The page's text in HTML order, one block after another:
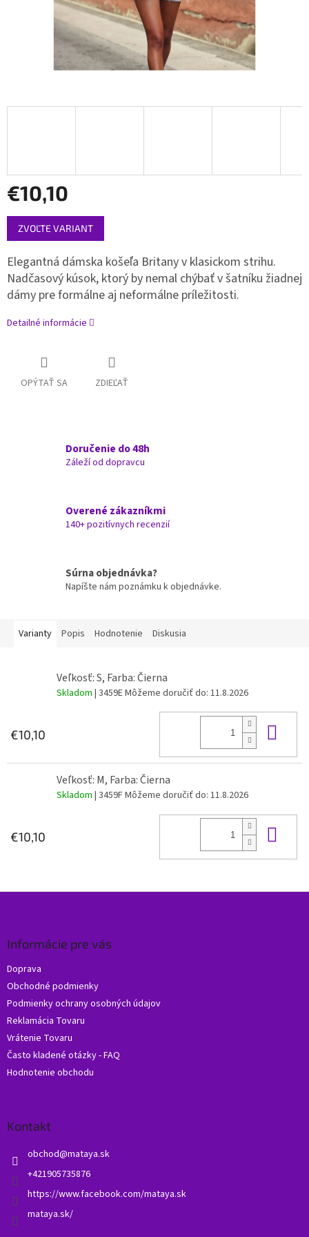
€10,10
Jednotková
cena:
ZVOĽTE VARIANT
Elegantná dámska košeľa Britany v klasickom strihu.
Nadčasový kúsok, ktorý by nemal chýbať v šatníku žiadnej
dámy pre formálne aj neformálne príležitosti.
Detailné informácie
OPÝTAŤ SA ZDIEĽAŤ
Doručenie do 48h
Záleží od dopravcu
Overené zákazníkmi
140+ pozitívnych recenzií
Súrna objednávka?
Napíšte nám poznámku k objednávke.
Varianty Popis Hodnotenie Diskusia
Veľkosť: S, Farba: Čierna
Skladom | 3459EMôžeme doručiť do: 11.8.2026
€10,10
Veľkosť: M, Farba: Čierna
Skladom | 3459F Môžeme doručiť do: 11.8.2026
€10,10
Informácie pre vás
Doprava
Obchodné podmienky
Podmienky ochrany osobných údajov
Reklamácia Tovaru
Vrátenie Tovaru
Často kladené otázky - FAQ
Hodnotenie obchodu
Kontakt
obchod@mataya.sk
+421905735876
https://www.facebook.com/mataya.sk
mataya.sk/